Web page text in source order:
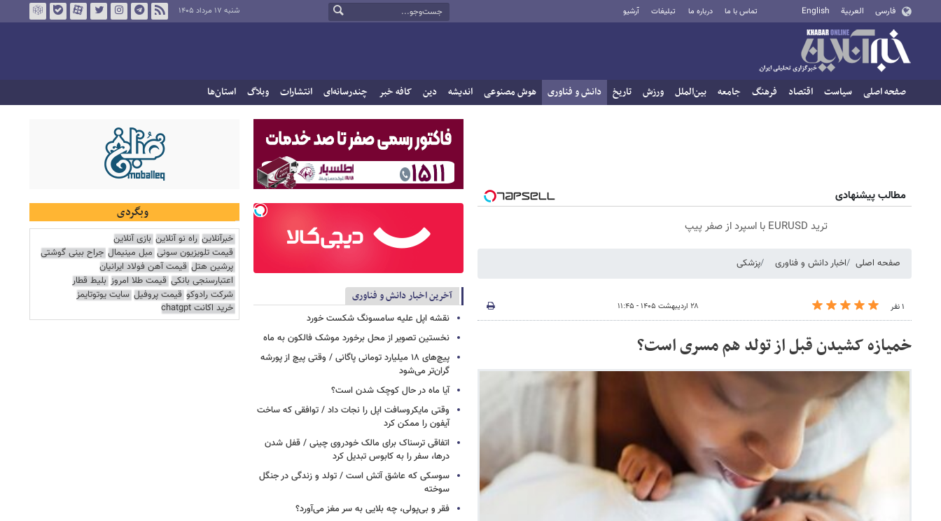
فارسی العربية English تماس با ما درباره ما تبلیغات آرشیو شنبه ۱۷ مرداد ۱۴۰۵
صفحه اصلی سیاست اقتصاد فرهنگ جامعه بین‌الملل ورزش تاریخ دانش و فناوری هوش مصنوعی اندیشه دین کافه خبر چندرسانه‌ای انتشارات وبلاگ استان‌ها
مطالب پیشنهادی
ترید EURUSD با اسپرد از صفر پیپ
صفحه اصلی اخبار دانش و فناوری پزشکی
۱ نفر ۲۸ اردیبهشت ۱۴۰۵ - ۱۱:۴۵
خمیازه کشیدن قبل از تولد هم مسری است؟
آخرین اخبار دانش و فناوری
نقشه اپل علیه سامسونگ شکست خورد
نخستین تصویر از محل برخورد موشک فالکون به ماه
پیچ‌های ۱۸ میلیارد تومانی پاگانی / وقتی پیچ از پورشه
گران‌تر می‌شود
آیا ماه در حال کوچک شدن است؟
وقتی مایکروسافت اپل را نجات داد / توافقی که ساخت
آیفون را ممکن کرد
اتفاقی ترسناک برای مالک خودروی چینی / قفل شدن
درها، سفر را به کابوس تبدیل کرد
سوسکی که عاشق آتش است / تولد و زندگی در جنگل
سوخته
فقر و بی‌پولی، چه بلایی به سر مغز می‌آورد؟
وبگردی
خبرآنلاین راه نو آنلاین بازی آنلاین
قیمت تلویزیون سونی مبل مینیمال جراح بینی گوشتی
پرشین هتل قیمت آهن فولاد ایرانیان
اعتبارسنجی بانکی قیمت طلا امروز بلیط قطار
شرکت رادوکو قیمت پروفیل سایت یوتوتایمز
خرید اکانت chatgpt